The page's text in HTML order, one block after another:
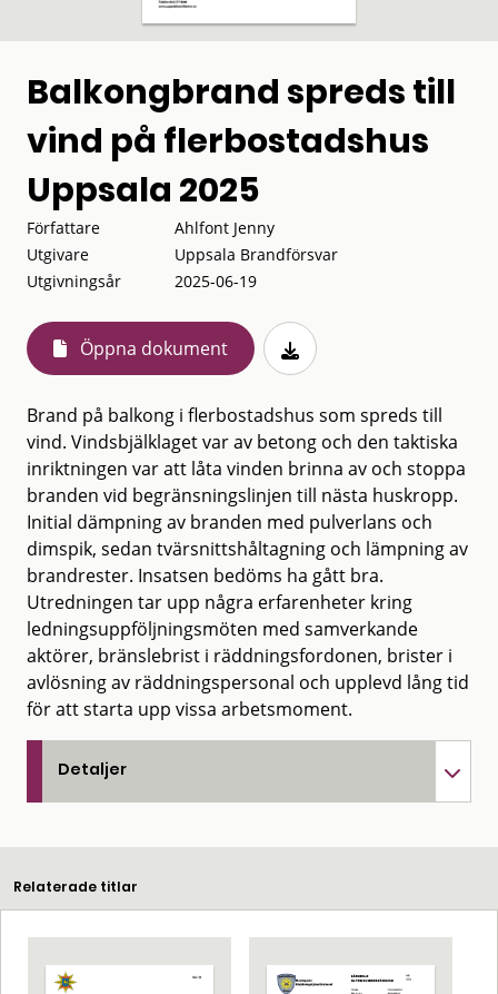
Balkongbrand spreds till
vind på flerbostadshus
Uppsala 2025
Författare
Ahlfont Jenny
Utgivare
Uppsala Brandförsvar
Utgivningsår
2025-06-19
Öppna dokument
Brand på balkong i flerbostadshus som spreds till
vind. Vindsbjälklaget var av betong och den taktiska
inriktningen var att låta vinden brinna av och stoppa
branden vid begränsningslinjen till nästa huskropp.
Initial dämpning av branden med pulverlans och
dimspik, sedan tvärsnittshåltagning och lämpning av
brandrester. Insatsen bedöms ha gått bra.
Utredningen tar upp några erfarenheter kring
ledningsuppföljningsmöten med samverkande
aktörer, bränslebrist i räddningsfordonen, brister i
avlösning av räddningspersonal och upplevd lång tid
för att starta upp vissa arbetsmoment.
Detaljer
Relaterade titlar